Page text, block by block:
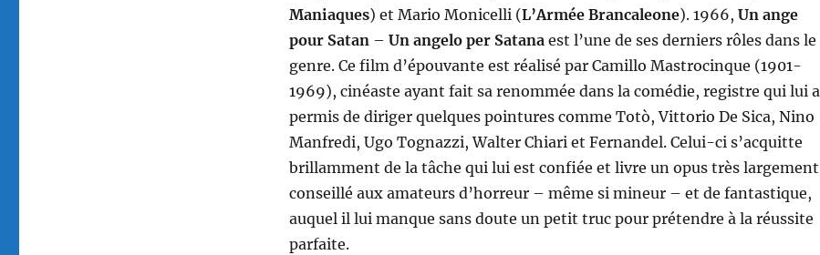
Maniaques) et Mario Monicelli (L’Armée Brancaleone). 1966, Un ange
pour Satan – Un angelo per Satana est l’une de ses derniers rôles dans le
genre. Ce film d’épouvante est réalisé par Camillo Mastrocinque (1901-
1969), cinéaste ayant fait sa renommée dans la comédie, registre qui lui a
permis de diriger quelques pointures comme Totò, Vittorio De Sica, Nino
Manfredi, Ugo Tognazzi, Walter Chiari et Fernandel. Celui-ci s’acquitte
brillamment de la tâche qui lui est confiée et livre un opus très largement
conseillé aux amateurs d’horreur – même si mineur – et de fantastique,
auquel il lui manque sans doute un petit truc pour prétendre à la réussite
parfaite.